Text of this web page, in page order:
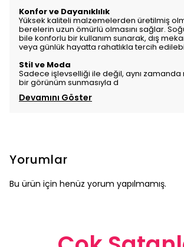
Konfor ve Dayanıklılık
Yüksek kaliteli malzemelerden üretilmiş
berelerin uzun ömürlü olmasını sağlar.
bile konforlu bir kullanım sunarak, dış
veya günlük hayatta rahatlıkla tercih
Stil ve Moda
Sadece işlevselliği ile değil, aynı
bir görünüm sunmasıyla d
Devamını Göster
Yorumlar
Bu ürün için henüz yorum yapılmamış.